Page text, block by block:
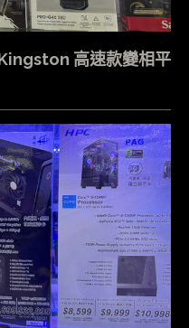
高速款變相平